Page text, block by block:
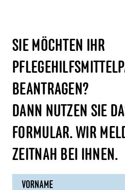
SIE MÖCHTEN IHR
BEANTRAGEN?
DANN NUTZEN SIE
FORMULAR. WIR
ZEITNAH BEI IHNEN.